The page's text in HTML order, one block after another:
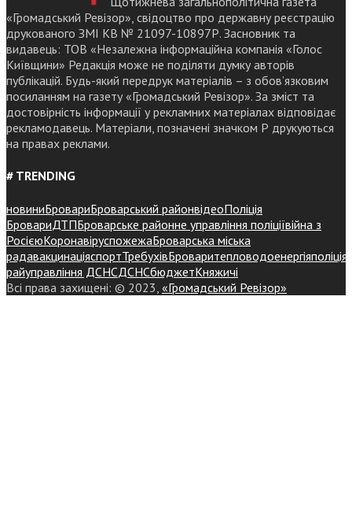
«Громадський Ревізор», свідоцтво про державну реєстрацію
друкованого ЗМІ КВ № 21097-10897Р. Засновник та
видавець: ТОВ «Незалежна інформаційна компанія «Голос
Київщини» Редакція може не поділяти думку авторів
публікацій. Будь-який передрук матеріалів – з обов’язковим
посиланням на газету «Громадський Ревізор». За зміст та
достовірність інформації у рекламних матеріалах відповідає
рекламодавець. Матеріали, позначені значком Р друкуються
на правах реклами.
# TRENDING
новиниБровариБроварський районвідеоПоліція
БровариДТПБроварське районне управління поліціївійна з
РосієюКоронавіруспожежаБроварська міська
радавакцинаціяспортТребухівБроваритепловодоенергіяполіція
райуправління ДСНСДСНСбюджетКняжичі
Всі права захищені: © 2023, «Громадський Ревізор»